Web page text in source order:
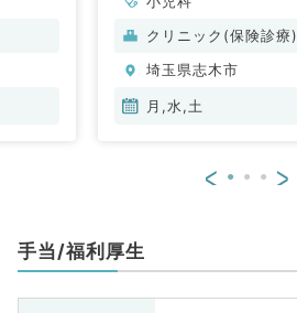
クリニック(保険診療)
埼玉県志木市
月,水,土
< >
手当/福利厚生